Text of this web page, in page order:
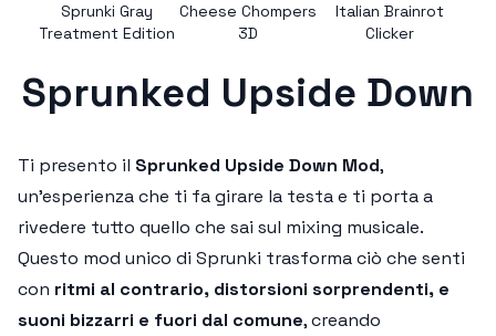
Sprunki Gray
Treatment Edition
Cheese Chompers
3D
Italian Brainrot
Clicker
Sprunked Upside Down
Ti presento il Sprunked Upside Down Mod,
un’esperienza che ti fa girare la testa e ti porta a
rivedere tutto quello che sai sul mixing musicale.
Questo mod unico di Sprunki trasforma ciò che senti
con ritmi al contrario, distorsioni sorprendenti, e
suoni bizzarri e fuori dal comune, creando